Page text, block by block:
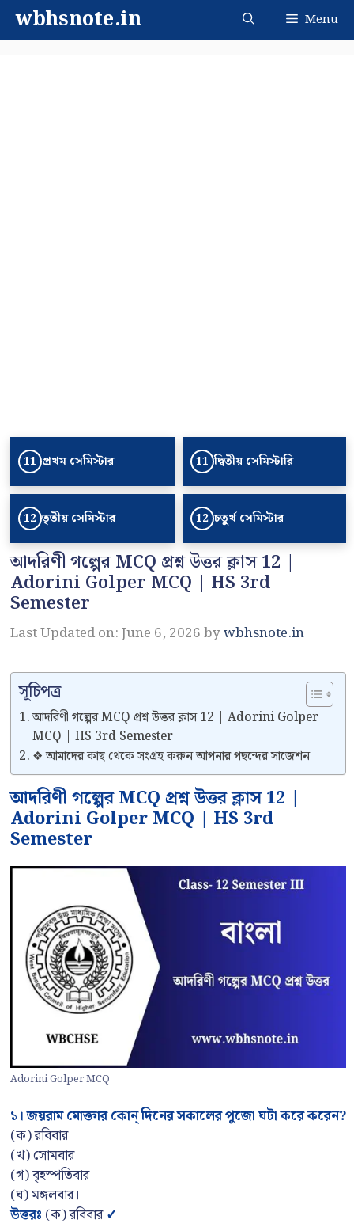
Skipwbhsnote.in Menu
11 প্রথম সেমিস্টার 11 দ্বিতীয় সেমিস্টারি
12 তৃতীয় সেমিস্টার 12 চতুর্থ সেমিস্টার
আদরিণী গল্পের MCQ প্রশ্ন উত্তর ক্লাস 12 |
Adorini Golper MCQ | HS 3rd
Semester
Last Updated on: June 6, 2026bywbhsnote.in
সূচিপত্র
আদরিণী গল্পের MCQ প্রশ্ন উত্তর ক্লাস 12 | Adorini Golper
MCQ | HS 3rd Semester
❖ আমাদের কাছ থেকে সংগ্রহ করুন আপনার পছন্দের সাজেশন
আদরিণী গল্পের MCQ প্রশ্ন উত্তর ক্লাস 12 |
Adorini Golper MCQ | HS 3rd
Semester
Adorini Golper MCQ
১। জয়রাম মোক্তার কোন্ দিনের সকালের পুজো ঘটা করে করেন?
(ক) রবিবার
(খ) সোমবার
(গ) বৃহস্পতিবার
(ঘ) মঙ্গলবার।
উত্তরঃ (ক) রবিবার✓